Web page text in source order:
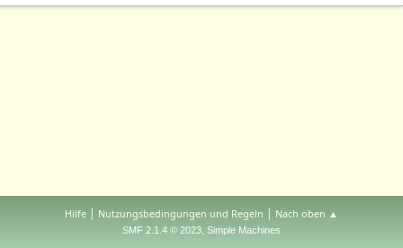
Hilfe | Nutzungsbedingungen und Regeln | Nach oben ▲
SMF 2.1.4 © 2023, Simple Machines